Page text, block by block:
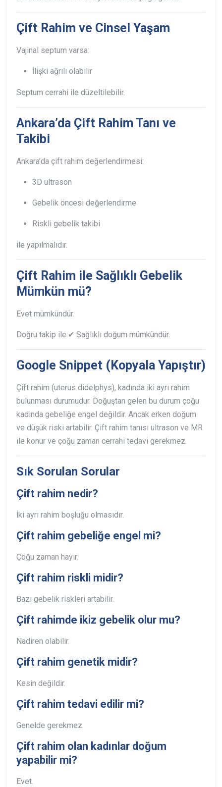
Çift Rahim ve Cinsel Yaşam
Vajinal septum varsa:
İlişki ağrılı olabilir
Septum cerrahi ile düzeltilebilir.
Ankara’da Çift Rahim Tanı ve
Takibi
Ankara’da çift rahim değerlendirmesi:
3D ultrason
Gebelik öncesi değerlendirme
Riskli gebelik takibi
ile yapılmalıdır.
Çift Rahim ile Sağlıklı Gebelik
Mümkün mü?
Evet mümkündür.
Doğru takip ile:✔ Sağlıklı doğum mümkündür.
Google Snippet (Kopyala Yapıştır)
Çift rahim (uterus didelphys), kadında iki ayrı rahim
bulunması durumudur. Doğuştan gelen bu durum çoğu
kadında gebeliğe engel değildir. Ancak erken doğum
ve düşük riski artabilir. Çift rahim tanısı ultrason ve MR
ile konur ve çoğu zaman cerrahi tedavi gerekmez.
Sık Sorulan Sorular
Çift rahim nedir?
İki ayrı rahim boşluğu olmasıdır.
Çift rahim gebeliğe engel mi?
Çoğu zaman hayır.
Çift rahim riskli midir?
Bazı gebelik riskleri artabilir.
Çift rahimde ikiz gebelik olur mu?
Nadiren olabilir.
Çift rahim genetik midir?
Kesin değildir.
Çift rahim tedavi edilir mi?
Genelde gerekmez.
Çift rahim olan kadınlar doğum
yapabilir mi?
Evet.